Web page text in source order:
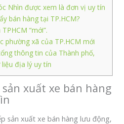
Nhìn được xem là đơn vị uy tín
bán hàng tại TP.HCM?
“mới”.
phường xã của TP.HCM mới
thông tin của Thành phố,
địa lý uy tín
xuất xe bán hàng
sản xuất xe bán hàng lưu động,